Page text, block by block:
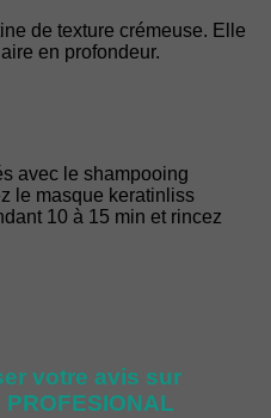
de texture crémeuse. Elle
en profondeur.
avec le shampooing
le masque keratinliss
10 à 15 min et rincez
votre avis sur